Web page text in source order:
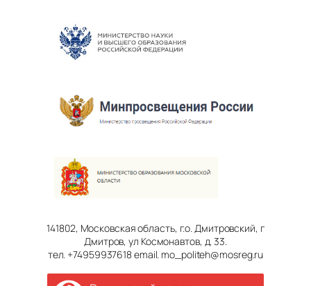
141802, Московская область, г.о. Дмитровский, г
Дмитров, ул Космонавтов, д. 33.
тел. +74959937618 email. mo_politeh@mosreg.ru